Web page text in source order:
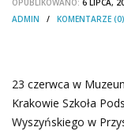
OPUBLIKOWANO: 6 LIPCA,
ADMIN / KOMENTARZE (0)
23 czerwca w
Krakowie Szkoła
Wyszyńskiego w